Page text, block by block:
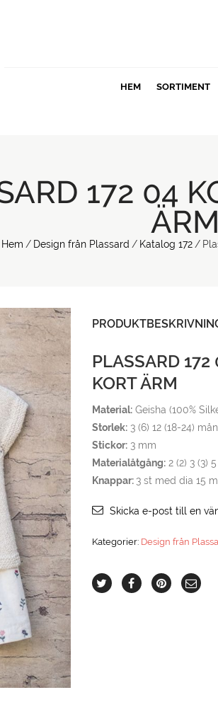
HEM SORTIMENT
172 04
ÄRM
Hem / Design från Plassard / Katalog 172 /
PLASSARD 172
KORT ÄRM
Material:Geisha (100%
Storlek:3 (6) 12 (18-24)
Stickor:3 mm
Materialåtgång:2 (2) 3 (3)
Knappar: 3 st med dia 15
Skicka e-post till en
Kategorier: Design från